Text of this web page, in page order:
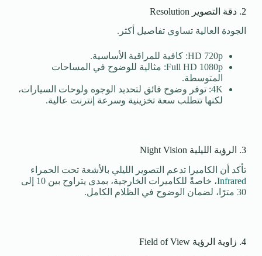
2. دقة التصوير Resolution
الجودة العالية تساوي تفاصيل أكثر.
HD 720p: كافية للمراقبة الأساسية.
Full HD 1080p: مثالية للوضوح في المساحات
المتوسطة.
4K: توفر وضوح فائق لتحديد الوجوه ولوحات السيارات،
لكنها تتطلب سعة تخزينية وسرعة إنترنت عالية.
3. الرؤية الليلية Night Vision
تأكد أن الكاميرا تدعم التصوير الليلي بالأشعة تحت الحمراء
Infrared
، خاصةً للكاميرات الخارجية، بمدى يتراوح بين 10 إلى
30 مترًا، لضمان الوضوح في الظلام الكامل.
4. زاوية الرؤية Field of View